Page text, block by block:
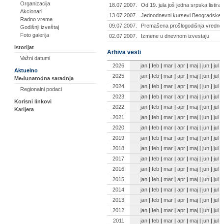
Organizacija
Akcionari
Radno vreme
Godišnji izveštaj
Foto galerija
Istorijat
Važni datumi
Aktuelno
Međunarodna saradnja
Regionalni podaci
Korisni linkovi
Karijera
18.07.2007.
Od 19. jula još jedna srpska
13.07.2007.
Jednodnevni kursevi
09.07.2007.
Premašena prošlogodišnja
02.07.2007.
Izmene u dnevnom izvestaju
Arhiva vesti
2026 jan | feb | mar | apr | maj | jun | jul
2025
jan | feb | mar | apr | maj | jun | jul
2024
jan | feb | mar | apr | maj | jun | jul
2023
jan | feb | mar | apr | maj | jun | jul
2022
jan | feb | mar | apr | maj | jun | jul
2021
jan | feb | mar | apr | maj | jun | jul
2020
jan | feb | mar | apr | maj | jun | jul
2019
jan | feb | mar | apr | maj | jun | jul
2018
jan | feb | mar | apr | maj | jun | jul
2017
jan | feb | mar | apr | maj | jun | jul
2016
jan | feb | mar | apr | maj | jun | jul
2015
jan | feb | mar | apr | maj | jun | jul
2014
jan | feb | mar | apr | maj | jun | jul
2013
jan | feb | mar | apr | maj | jun | jul
2012
jan | feb | mar | apr | maj | jun | jul
2011
jan | feb | mar | apr | maj | jun | jul